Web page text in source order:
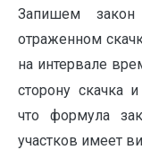
Запишем
отраженном
на интервале
сторону скачка
что формула
участков имеет